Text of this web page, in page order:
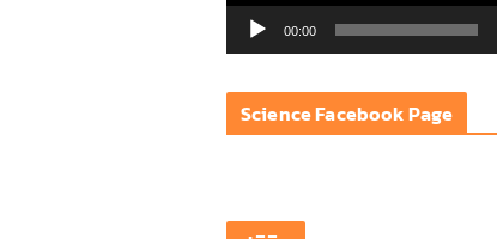
ล์
โ
00:00
Science Facebook Page